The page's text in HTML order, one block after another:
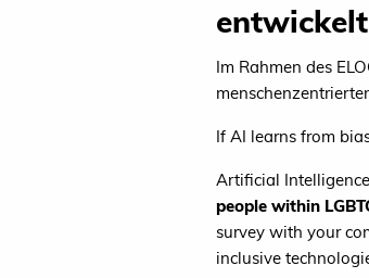
Im Rahmen des
If AI learns from
Artificial
people within
survey with your
inclusive